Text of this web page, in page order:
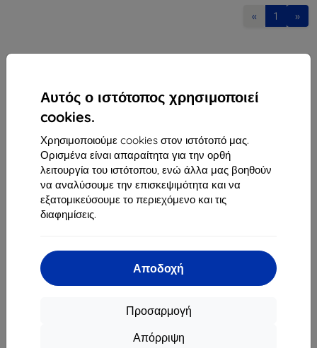
Αυτός ο ιστότοπος χρησιμοποιεί
cookies.
Χρησιμοποιούμε cookies στον ιστότοπό μας.
Ορισμένα είναι απαραίτητα για την ορθή
λειτουργία του ιστότοπου, ενώ άλλα μας βοηθούν
να αναλύσουμε την επισκεψιμότητα και να
εξατομικεύσουμε το περιεχόμενο και τις
διαφημίσεις.
Αποδοχή
Προσαρμογή
Απόρριψη
« 1 »
Οδός Rudolfa Mocka 3750/2A
841 04 Bratislava
Αριθμός Μητρώου Εταιρείας:46701494
ΑΦΜ ΦΠΑ:SK2023549671
Επικοινωνία
info@top4mobile.eu